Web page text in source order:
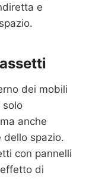
e
dei mobili
solo
anche
spazio.
con pannelli
di